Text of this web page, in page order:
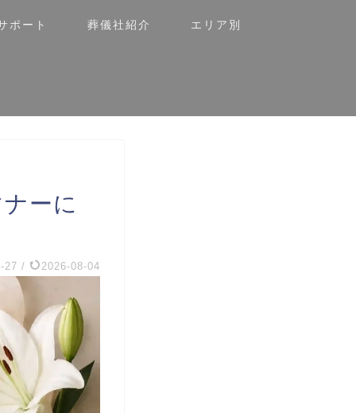
ポート 葬儀社紹介 エリア別
ーに
27 / 2026-08-04